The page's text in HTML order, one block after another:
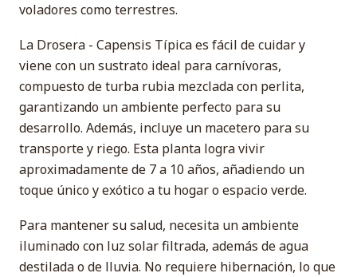
voladores como terrestres.
La Drosera - Capensis Típica es fácil de cuidar y
viene con un sustrato ideal para carnívoras,
compuesto de turba rubia mezclada con perlita,
garantizando un ambiente perfecto para su
desarrollo. Además, incluye un macetero para su
transporte y riego. Esta planta logra vivir
aproximadamente de 7 a 10 años, añadiendo un
toque único y exótico a tu hogar o espacio verde.
Para mantener su salud, necesita un ambiente
iluminado con luz solar filtrada, además de agua
destilada o de lluvia. No requiere hibernación, lo que